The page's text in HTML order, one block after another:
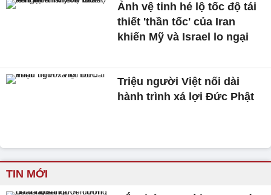
Ảnh vệ tinh hé lộ tốc độ tái
thiết 'thần tốc' của Iran
khiến Mỹ và Israel lo ngại
Triệu người Việt nối dài
hành trình xá lợi Đức Phật
TIN MỚI